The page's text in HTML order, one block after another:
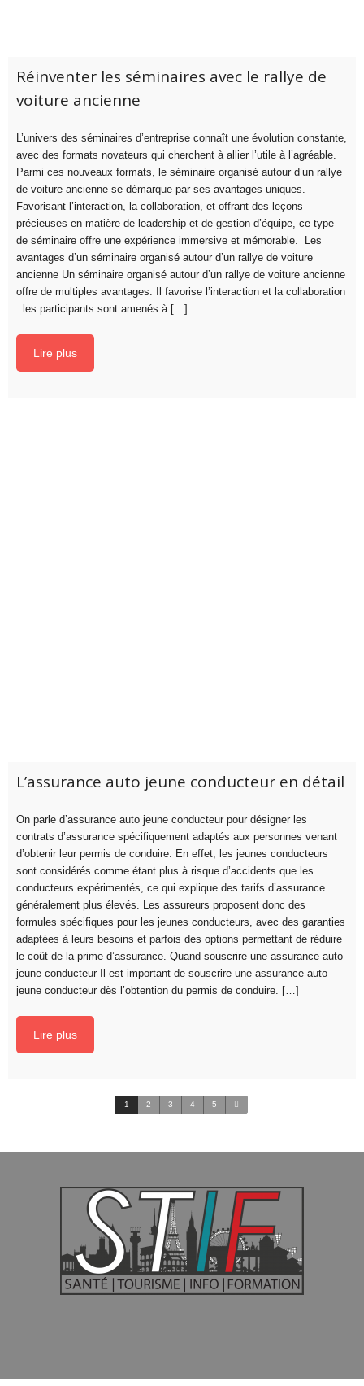
Réinventer les séminaires avec le rallye de
voiture ancienne
L’univers des séminaires d’entreprise connaît une évolution constante,
avec des formats novateurs qui cherchent à allier l’utile à l’agréable.
Parmi ces nouveaux formats, le séminaire organisé autour d’un rallye
de voiture ancienne se démarque par ses avantages uniques.
Favorisant l’interaction, la collaboration, et offrant des leçons
précieuses en matière de leadership et de gestion d’équipe, ce type
de séminaire offre une expérience immersive et mémorable. Les
avantages d’un séminaire organisé autour d’un rallye de voiture
ancienne Un séminaire organisé autour d’un rallye de voiture ancienne
offre de multiples avantages. Il favorise l’interaction et la collaboration
: les participants sont amenés à […]
Lire plus
L’assurance auto jeune conducteur en détail
On parle d’assurance auto jeune conducteur pour désigner les
contrats d’assurance spécifiquement adaptés aux personnes venant
d’obtenir leur permis de conduire. En effet, les jeunes conducteurs
sont considérés comme étant plus à risque d’accidents que les
conducteurs expérimentés, ce qui explique des tarifs d’assurance
généralement plus élevés. Les assureurs proposent donc des
formules spécifiques pour les jeunes conducteurs, avec des garanties
adaptées à leurs besoins et parfois des options permettant de réduire
le coût de la prime d’assurance. Quand souscrire une assurance auto
jeune conducteur Il est important de souscrire une assurance auto
jeune conducteur dès l’obtention du permis de conduire. […]
Lire plus
1 2 3 4 5